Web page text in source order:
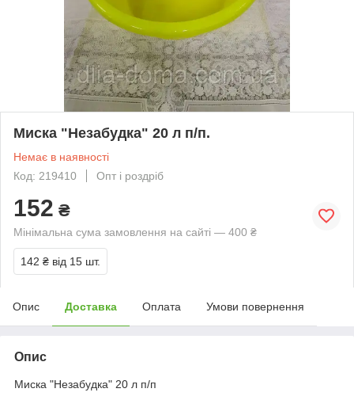
Миска "Незабудка" 20 л п/п.
Немає в наявності
Код: 219410
Опт і роздріб
152 ₴
Мінімальна сума замовлення на сайті — 400 ₴
142 ₴ від 15 шт.
Опис Доставка Оплата Умови повернення
Опис
Миска "Незабудка" 20 л п/п